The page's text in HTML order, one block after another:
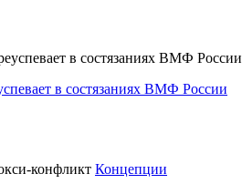
в состязаниях ВМФ России
Концепции